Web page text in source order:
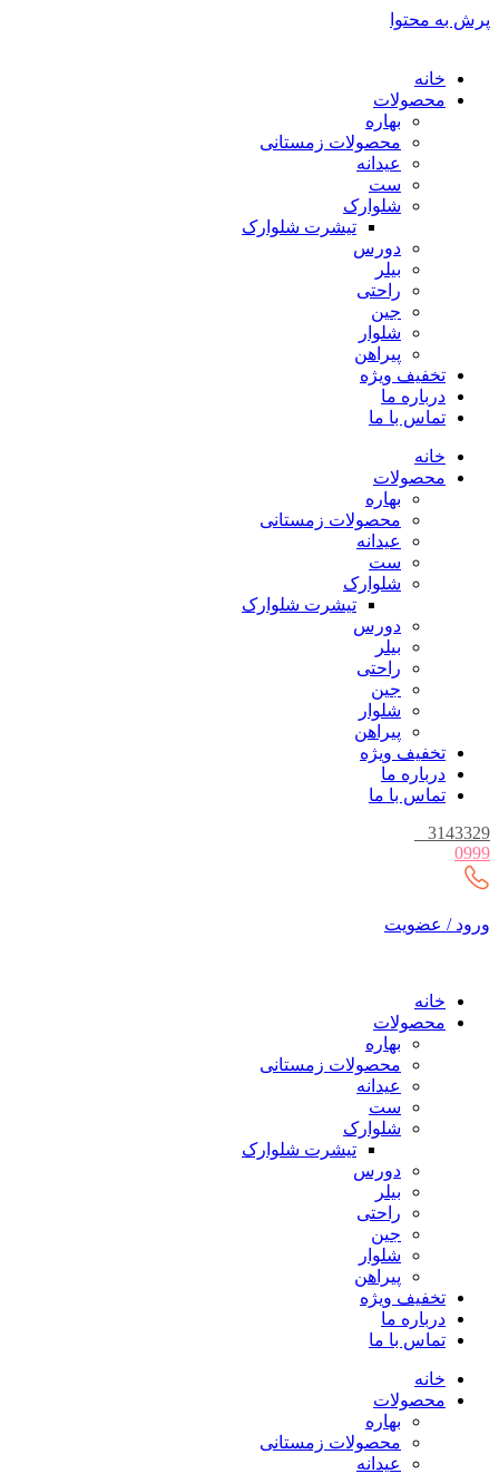
پرش به محتوا
خانه
محصولات
بهاره
محصولات زمستانی
عیدانه
ست
شلوارک
تیشرت شلوارک
دورس
بیلر
راحتی
جین
شلوار
پیراهن
تخفیف ویژه
درباره ما
تماس با ما
خانه
محصولات
بهاره
محصولات زمستانی
عیدانه
ست
شلوارک
تیشرت شلوارک
دورس
بیلر
راحتی
جین
شلوار
پیراهن
تخفیف ویژه
درباره ما
تماس با ما
3143329
0999
ورود / عضویت
خانه
محصولات
بهاره
محصولات زمستانی
عیدانه
ست
شلوارک
تیشرت شلوارک
دورس
بیلر
راحتی
جین
شلوار
پیراهن
تخفیف ویژه
درباره ما
تماس با ما
خانه
محصولات
بهاره
محصولات زمستانی
عیدانه